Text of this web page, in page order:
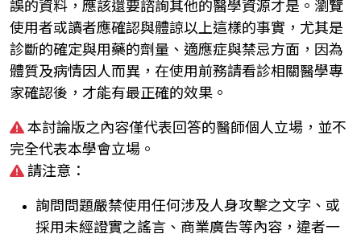
誤的資料，應該還要諮詢其他的醫學資源才是。瀏覽
使用者或讀者應確認與體諒以上這樣的事實，尤其是
診斷的確定與用藥的劑量、適應症與禁忌方面，因為
體質及病情因人而異，在使用前務請看診相關醫學專
家確認後，才能有最正確的效果。
本討論版之內容僅代表回答的醫師個人立場，並不
完全代表本學會立場。
請注意：
詢問問題嚴禁使用任何涉及人身攻擊之文字、或
採用未經證實之謠言、商業廣告等內容，違者一